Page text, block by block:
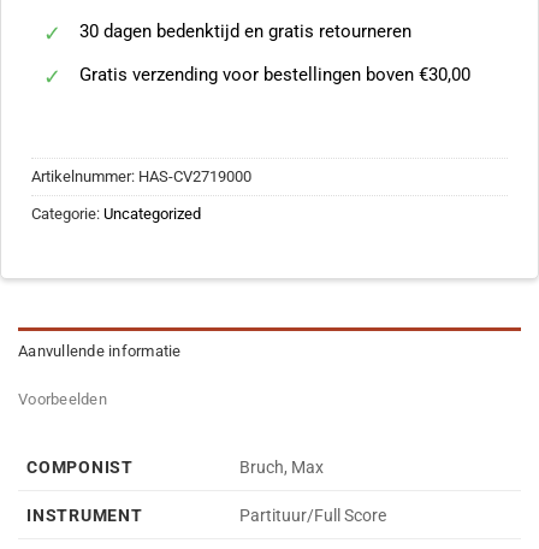
30 dagen bedenktijd en gratis retourneren
Gratis verzending voor bestellingen boven €30,00
Artikelnummer: HAS-CV2719000
Categorie: Uncategorized
Aanvullende informatie
Voorbeelden
COMPONIST Bruch, Max
INSTRUMENT Partituur/Full Score